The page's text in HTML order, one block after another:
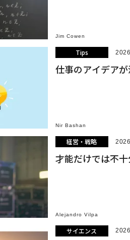
Jim Cowen
Tips
仕事のアイデア
Nir Bashan
経営・戦略
才能だけでは不
Alejandro Vilpa
サイエンス